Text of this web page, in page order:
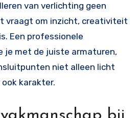
van verlichting geen
vraagt om inzicht, creativiteit
Een professionele
je met de juiste armaturen,
niet alleen licht
karakter.